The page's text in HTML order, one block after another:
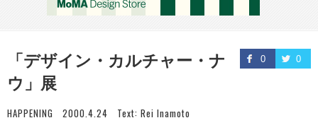
0 0
「デザイン・カルチャー・ナ
ウ」展
HAPPENING 2000.4.24 Text: Rei Inamoto